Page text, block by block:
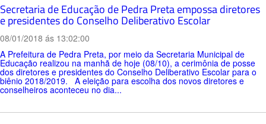
Secretaria de Educação de Pedra Preta empossa diretores
e presidentes do Conselho Deliberativo Escolar
08/01/2018 ás 13:02:00
A Prefeitura de Pedra Preta, por meio da Secretaria Municipal de
Educação realizou na manhã de hoje (08/10), a cerimônia de posse
dos diretores e presidentes do Conselho Deliberativo Escolar para o
biênio 2018/2019. A eleição para escolha dos novos diretores e
conselheiros aconteceu no dia...